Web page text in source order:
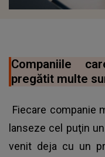
Companiile
pregătit multe
Fiecare companie
lanseze cel puţin
venit deja cu un